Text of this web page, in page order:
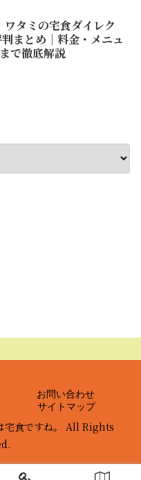
ワタミの宅食ダイレク
まとめ｜料金・メニュ
で徹底解説
お問い合わせ
サイトマップ
食ですね。 All Rights